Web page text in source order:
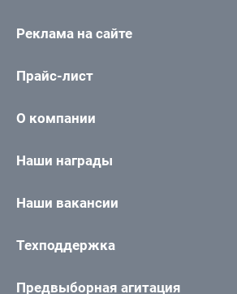
Реклама на сайте
Прайс-лист
О компании
Наши награды
Наши вакансии
Техподдержка
Предвыборная агитация